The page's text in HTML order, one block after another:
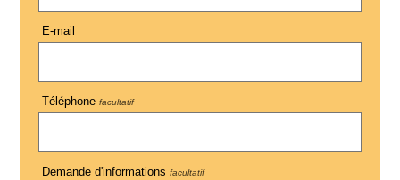
E-mail
Téléphone facultatif
Demande d'informations facultatif